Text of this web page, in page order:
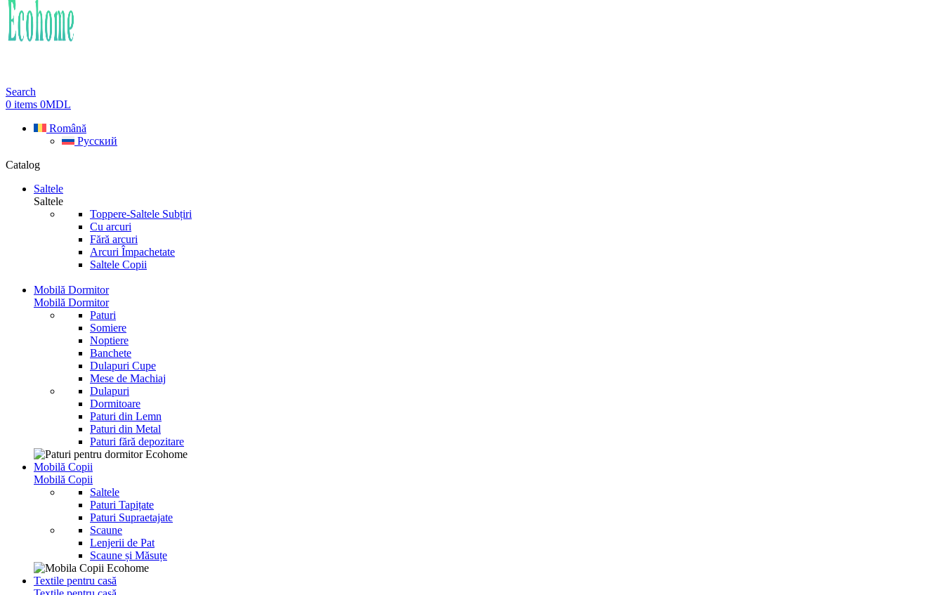
Search
0 items 0MDL
Română
Русский
Catalog
Saltele
Saltele
Toppere-Saltele Subțiri
Cu arcuri
Fără arcuri
Arcuri Împachetate
Saltele Copii
Mobilă Dormitor
Mobilă Dormitor
Paturi
Somiere
Noptiere
Banchete
Dulapuri Cupe
Mese de Machiaj
Dulapuri
Dormitoare
Paturi din Lemn
Paturi din Metal
Paturi fără depozitare
Mobilă Copii
Mobilă Copii
Saltele
Paturi Tapițate
Paturi Supraetajate
Scaune
Lenjerii de Pat
Scaune și Măsuțe
Textile pentru casă